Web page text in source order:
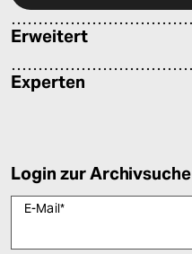
Erweitert
Experten
Login zur Archivsuche
E-Mail*